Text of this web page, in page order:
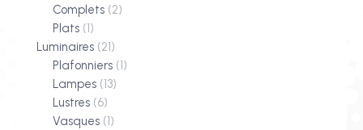
Complets (2)
Plats (1)
Luminaires (21)
Plafonniers (1)
Lampes (13)
Lustres (6)
Vasques (1)